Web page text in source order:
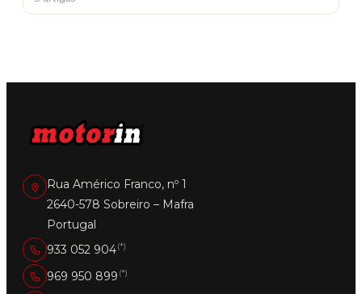
Rua Américo Franco, nº 1
2640-578 Sobreiro – Mafra
Portugal
933 052 904(*)
969 950 899 (*)